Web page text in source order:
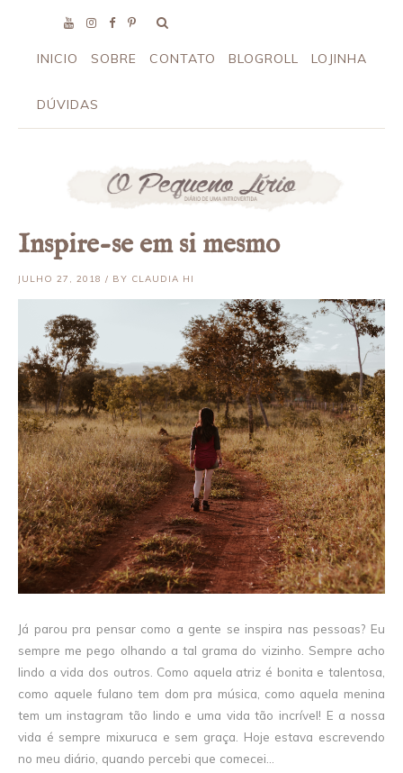
INICIO SOBRE CONTATO BLOGROLL LOJINHA
DÚVIDAS
Inspire-se em si mesmo
JULHO 27, 2018 / BY CLAUDIA HI
Já parou pra pensar como a gente se inspira nas pessoas? Eu
sempre me pego olhando a tal grama do vizinho. Sempre acho
lindo a vida dos outros. Como aquela atriz é bonita e talentosa,
como aquele fulano tem dom pra música, como aquela menina
tem um instagram tão lindo e uma vida tão incrível! E a nossa
vida é sempre mixuruca e sem graça. Hoje estava escrevendo
no meu diário, quando percebi que comecei...